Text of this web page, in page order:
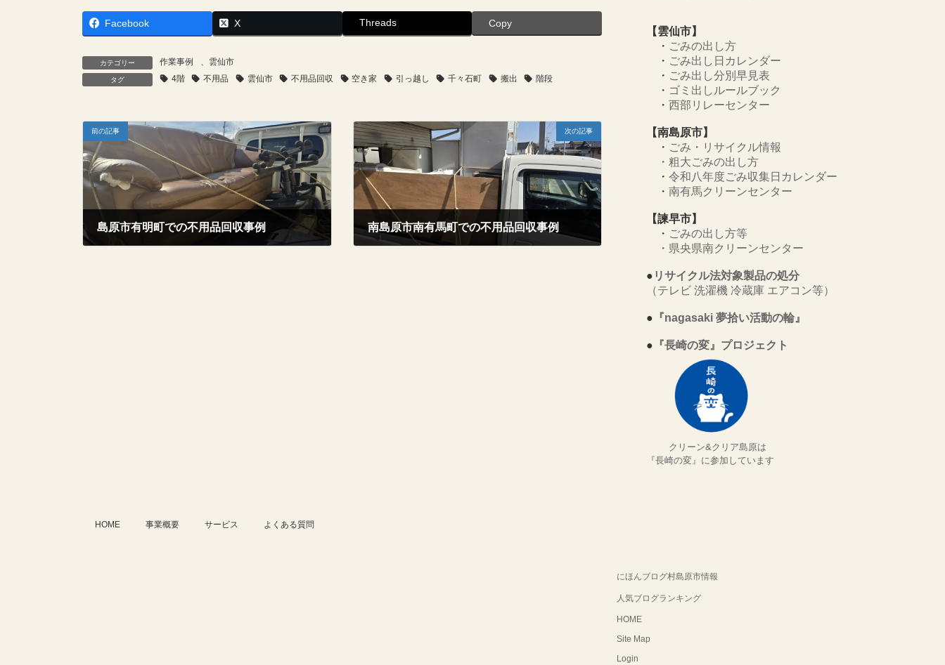
Facebook X Threads Copy
カテゴリー 作業事例 、 雲仙市
タグ 4階 不用品 雲仙市 不用品回収 空き家 引っ越し 千々石町 搬出 階段
前の記事
島原市有明町での不用品回収事例
次の記事
南島原市南有馬町での不用品回収事例
【雲仙市】
・ ごみの出し方
・ ごみ出し日カレンダー
・ ごみ出し分別早見表
・ ゴミ出しルールブック
・西部リレーセンター
【南島原市】
・ ごみ・リサイクル情報
・粗大ごみの出し方
・令和八年度ごみ収集日カレンダー
・南有馬クリーンセンター
【諫早市】
・ ごみの出し方等
・ 県央県南クリーンセンター
● リサイクル法対象製品の処分
（テレビ 洗濯機 冷蔵庫 エアコン等）
● 『nagasaki 夢拾い活動の輪』
● 『長崎の変』プロジェクト
クリーン&クリア島原は
『長崎の変』に参加しています
HOME 事業概要 サービス よくある質問
にほんブログ村島原市情報
人気ブログランキング
HOME
Site Map
Login